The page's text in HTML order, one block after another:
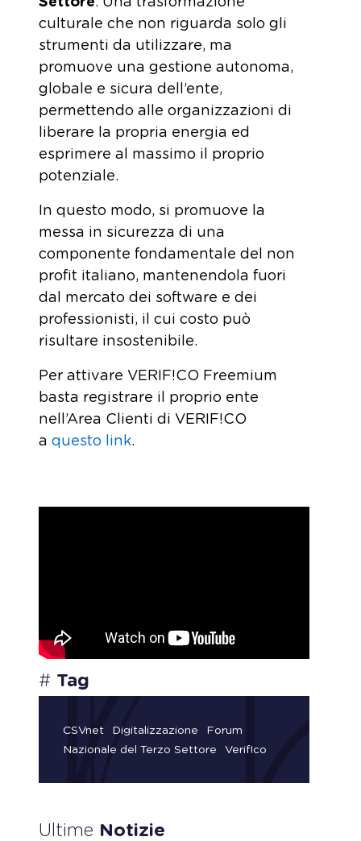
culturale che non riguarda solo gli
strumenti da utilizzare, ma
promuove una gestione autonoma,
globale e sicura dell’ente,
permettendo alle organizzazioni di
liberare la propria energia ed
esprimere al massimo il proprio
potenziale.
In questo modo, si promuove la
messa in sicurezza di una
componente fondamentale del non
profit italiano, mantenendola fuori
dal mercato dei software e dei
professionisti, il cui costo può
risultare insostenibile.
Per attivare VERIF!CO Freemium
basta registrare il proprio ente
nell’Area Clienti di VERIF!CO
a questo link.
# Tag
CSVnet Digitalizzazione
Forum
Nazionale del Terzo Settore
Verif!co
Ultime Notizie